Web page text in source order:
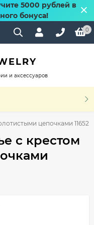
5000 рублей в
бонуса!
0
и аксессуаров
цепочками
с крестом